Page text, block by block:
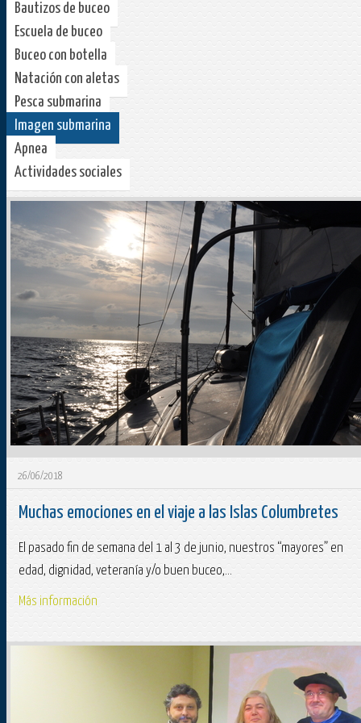
Bautizos de buceo
Escuela de buceo
Buceo con botella
Natación con aletas
Pesca submarina
Imagen submarina
Apnea
Actividades sociales
26/06/2018
Muchas emociones en el viaje a las Islas Columbretes
El pasado fin de semana del 1 al 3 de junio, nuestros “mayores” en
edad, dignidad, veteranía y/o buen buceo,...
Más información